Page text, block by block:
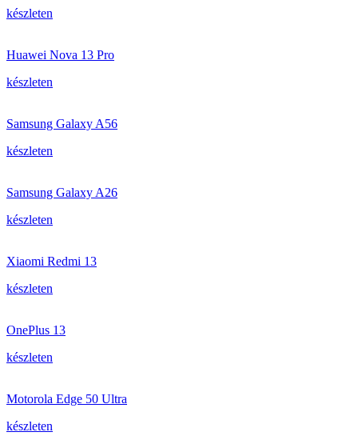
készleten
Huawei Nova 13 Pro
készleten
Samsung Galaxy A56
készleten
Samsung Galaxy A26
készleten
Xiaomi Redmi 13
készleten
OnePlus 13
készleten
Motorola Edge 50 Ultra
készleten